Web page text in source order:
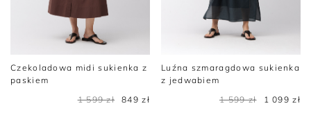
Czekoladowa midi sukienka z
paskiem
1 599 zł
849 zł
Luźna szmaragdowa sukienka
z jedwabiem
1 599 zł
1 099 zł